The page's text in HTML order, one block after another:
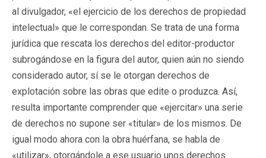
al divulgador, «el ejercicio de los derechos de propiedad
intelectual» que le correspondan. Se trata de una forma
jurídica que rescata los derechos del editor-productor
subrogándose en la figura del autor, quien aún no siendo
considerado autor, sí se le otorgan derechos de
explotación sobre las obras que edite o produzca. Así,
resulta importante comprender que «ejercitar» una serie
de derechos no supone ser «titular» de los mismos. De
igual modo ahora con la obra huérfana, se habla de
«utilizar», otorgándole a ese usuario unos derechos